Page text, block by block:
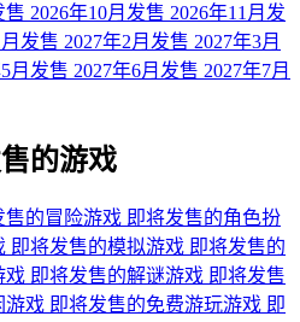
售 2026年10月发售 2026年11月发
发售 2027年2月发售 2027年3月
月发售 2027年6月发售 2027年7月
的游戏
售的冒险游戏 即将发售的角色扮
即将发售的模拟游戏 即将发售的
戏 即将发售的解谜游戏 即将发售
游戏 即将发售的免费游玩游戏 即